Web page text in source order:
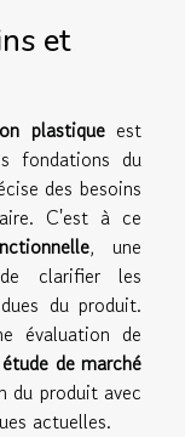
et
plastiqueest
fondations du
des besoins
C'est à ce
, une
clarifier les
du produit.
évaluation de
étude de marché
du produit avec
actuelles.